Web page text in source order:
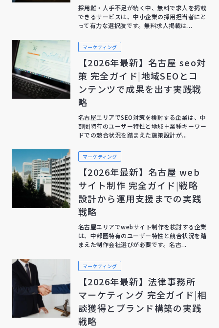
採用難・人手不足が続く中、無料で求人を掲載
できるサービスは、中小企業の採用担当者にと
って有力な選択肢です。無料求人掲載は...
マーケティング
【2026年最新】名古屋 seo対
策 完全ガイド|地域SEOとコ
ンテンツで成果を出す実践戦
略
名古屋エリアでSEO対策を検討する企業は、中
部圏特有のユーザー特性と地域＋業種キーワー
ドでの競合状況を踏まえた施策設計が...
マーケティング
【2026年最新】名古屋 web
サイト制作 完全ガイド|戦略
設計から運用支援までの実践
戦略
名古屋エリアでwebサイト制作を検討する企業
は、中部圏特有のユーザー特性と競合状況を踏
まえた制作会社選びが必要です。名古...
マーケティング
【2026年最新】法律事務所
マーケティング 完全ガイド|相
談獲得とブランド構築の実践
戦略